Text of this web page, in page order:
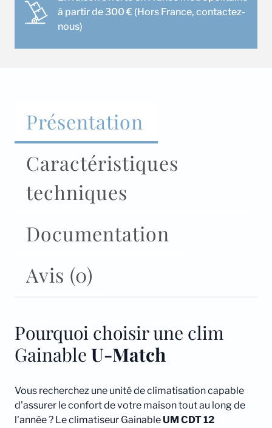
à partir de 300 € (Hors France, contactez-
nous)
Présentation
Caractéristiques
techniques
Documentation
Avis (0)
Pourquoi choisir une clim
Gainable U-Match
Vous recherchez une unité de climatisation capable
d'assurer le confort de votre maison tout au long de
l'année ? Le climatiseur Gainable UM CDT 12